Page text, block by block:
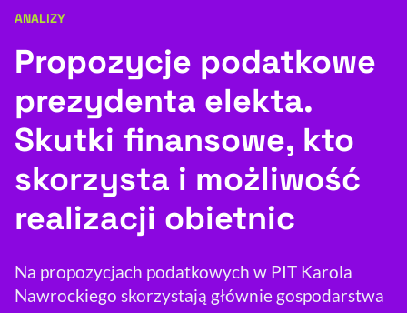
Ułatwienia dostępności wspierają:
Sprawdź, jak i dlaczego zwiększamy dostępność, otwiera się w nowym
Kategoria artykułu:
ANALIZY
Propozycje podatkowe
prezydenta elekta.
Skutki finansowe, kto
skorzysta i możliwość
realizacji obietnic
Na propozycjach podatkowych w PIT Karola
Nawrockiego skorzystają głównie gospodarstwa